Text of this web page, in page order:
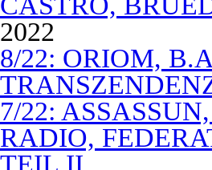
2022
8/22: ORIOM,
7/22:
RADIO,
TEIL II